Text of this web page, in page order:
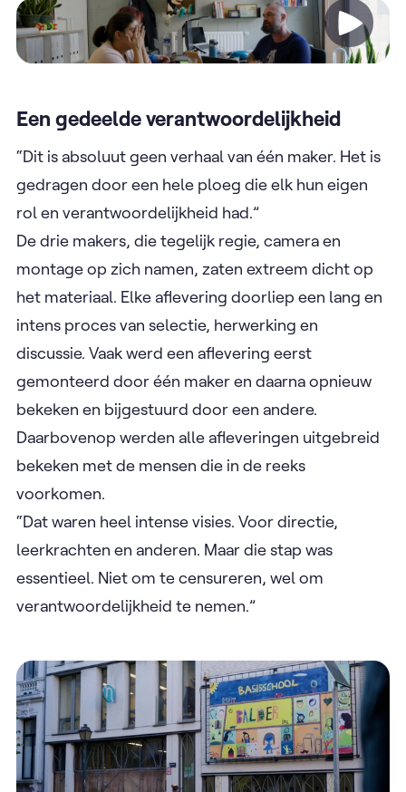
Video
Een gedeelde verantwoordelijkheid
“Dit is absoluut geen verhaal van één maker. Het is
gedragen door een hele ploeg die elk hun eigen
rol en verantwoordelijkheid had.”
De drie makers, die tegelijk regie, camera en
montage op zich namen, zaten extreem dicht op
het materiaal. Elke aflevering doorliep een lang en
intens proces van selectie, herwerking en
discussie. Vaak werd een aflevering eerst
gemonteerd door één maker en daarna opnieuw
bekeken en bijgestuurd door een andere.
Daarbovenop werden alle afleveringen uitgebreid
bekeken met de mensen die in de reeks
voorkomen.
“Dat waren heel intense visies. Voor directie,
leerkrachten en anderen. Maar die stap was
essentieel. Niet om te censureren, wel om
verantwoordelijkheid te nemen.”